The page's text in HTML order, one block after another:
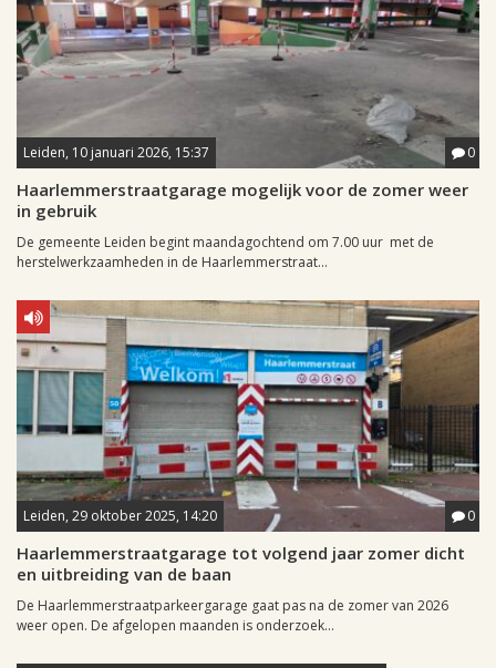
Leiden, 10 januari 2026, 15:37 0
Haarlemmerstraatgarage mogelijk voor de zomer weer
in gebruik
De gemeente Leiden begint maandagochtend om 7.00 uur met de
herstelwerkzaamheden in de Haarlemmerstraat...
Leiden, 29 oktober 2025, 14:20 0
Haarlemmerstraatgarage tot volgend jaar zomer dicht
en uitbreiding van de baan
De Haarlemmerstraatparkeergarage gaat pas na de zomer van 2026
weer open. De afgelopen maanden is onderzoek...